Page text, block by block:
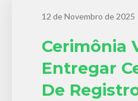
12 de Novembro de 2025
Cerimônia
Entregar
De